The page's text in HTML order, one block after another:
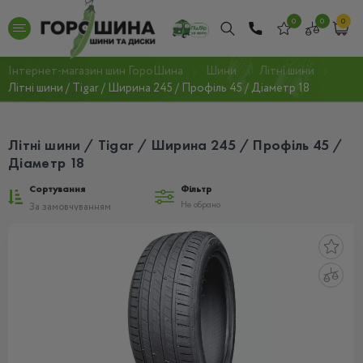
0 0 0
Інтернет-магазин шин ГороШина Шини
Літні шини
Літні шини / Tigar / Ширина 245 / Профіль 45 / Діаметр 18
Літні шини / Tigar / Ширина 245 / Профіль 45 /
Діаметр 18
Сортування
Фільтр
Не обрано